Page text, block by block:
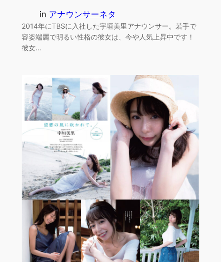
in アナウンサーネタ
2014年にTBSに入社した宇垣美里アナウンサー。若手で
容姿端麗で明るい性格の彼女は、今や人気上昇中です！
彼女…